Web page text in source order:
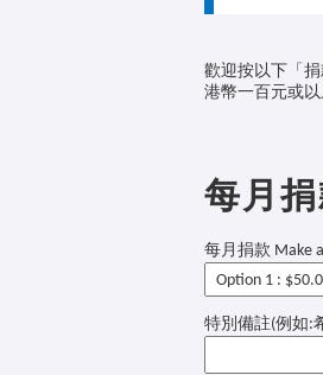
歡迎按以下「捐
港幣一百元或
每月
每月捐款 Make
特別備註(例如: